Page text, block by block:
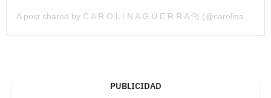
PUBLICIDAD